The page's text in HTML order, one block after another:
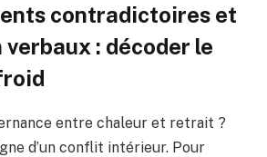
contradictoires et
: décoder le
entre chaleur et retrait ?
d’un conflit intérieur. Pour